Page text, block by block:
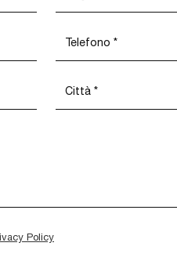
Policy